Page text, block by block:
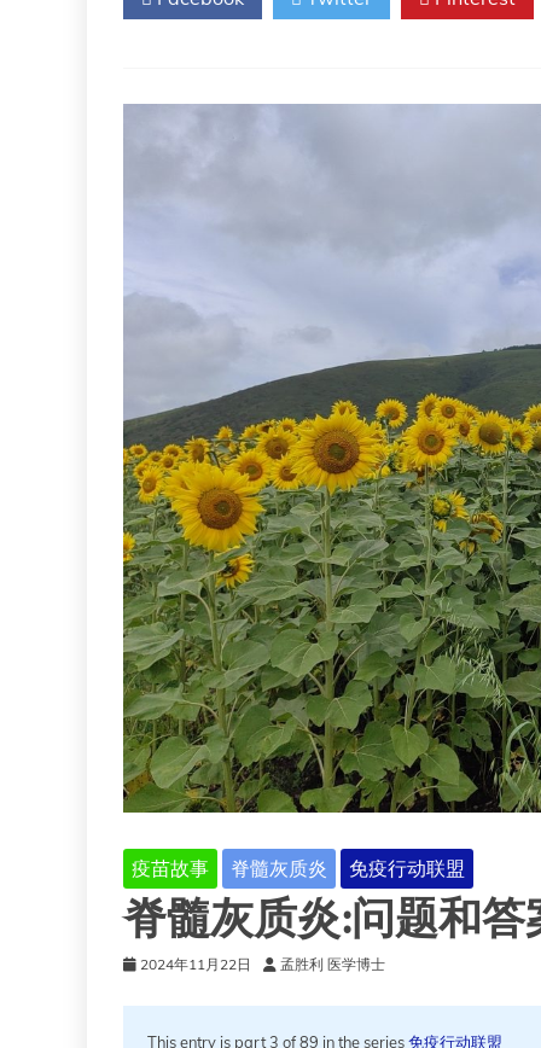
接
疫苗故事 脊髓灰质炎 免疫行动联盟
脊髓灰质炎:问题和答
2024年11月22日 孟胜利 医学博士
This entry is part 3 of 89 in the series免疫行动联盟